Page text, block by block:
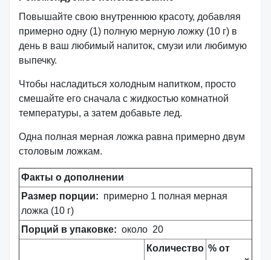
Повышайте свою внутреннюю красоту, добавляя
примерно одну (1) полную мерную ложку (10 г) в
день в ваш любимый напиток, смузи или любимую
выпечку.
Чтобы насладиться холодным напитком, просто
смешайте его сначала с жидкостью комнатной
температуры, а затем добавьте лед.
Одна полная мерная ложка равна примерно двум
столовым ложкам.
Факты о дополнении
Размер порции: примерно 1 полная мерная
ложка (10 г)
Порций в упаковке: около 20
Количество % от